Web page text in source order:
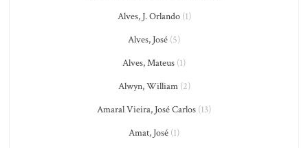
Alves, J. Orlando(1)
Alves, José (5)
Alves, Mateus (1)
Alwyn, William(2)
Amaral Vieira, José Carlos (13)
Amat, José (1)